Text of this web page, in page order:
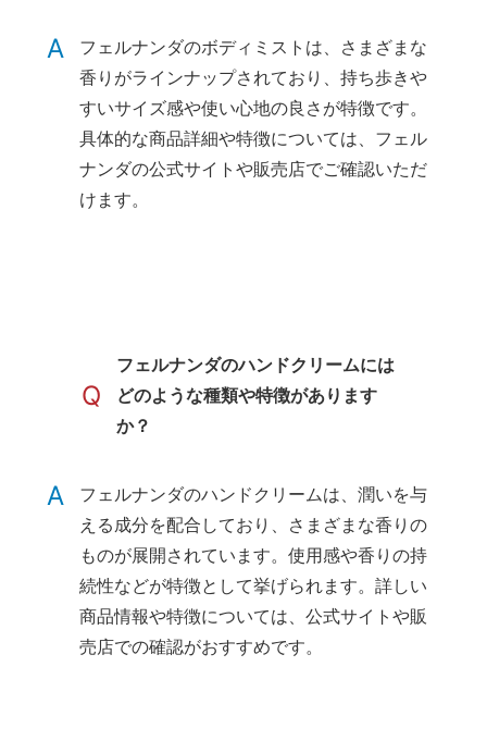
A
フェルナンダのボディミストは、さまざまな
香りがラインナップされており、持ち歩きや
すいサイズ感や使い心地の良さが特徴です。
具体的な商品詳細や特徴については、フェル
ナンダの公式サイトや販売店でご確認いただ
けます。
Q
フェルナンダのハンドクリームには
どのような種類や特徴があります
か？
A
フェルナンダのハンドクリームは、潤いを与
える成分を配合しており、さまざまな香りの
ものが展開されています。使用感や香りの持
続性などが特徴として挙げられます。詳しい
商品情報や特徴については、公式サイトや販
売店での確認がおすすめです。